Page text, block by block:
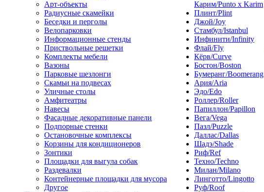
Арт-объекты
Радиусные скамейки
Беседки и перголы
Велопарковки
Информационные стенды
Приствольные решетки
Комплекты мебели
Вазоны
Парковые шезлонги
Скамьи на подвесах
Уличные столы
Амфитеатры
Навесы
Фасадные декоративные панели
Подпорные стенки
Остановочные комплексы
Корзины для кондиционеров
Зонтики
Площадки для выгула собак
Раздевалки
Контейнерные площадки для мусора
Другое
Карим/Punto x Karim
Плинт/Plint
Джой/Joy
Стамбул/Istanbul
Инфинити/Infinity
Флай/Fly
Кёрв/Curve
Бостон/Boston
Бумеранг/Boomerang
Ария/Aria
Эдо/Edo
Роллер/Roller
Папиллон/Papillon
Вега/Vega
Пазл/Puzzle
Даллас/Dallas
Шадэ/Shade
Риф/Ref
Техно/Techno
Милан/Milano
Линготто/Lingotto
Руф/Roof